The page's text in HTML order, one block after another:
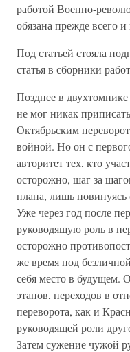
работой Военно-
обязана прежде всего
Под статьей стояла
статья в сборники
Позднее в
не мог никак
Октябрьским
войной. Но он с
авторитет тех, кто
осторожно, шаг за
плана, лишь
Уже через год после
руководящую роль в
осторожно
же время под
себя место в будущем.
этапов, переходов в
переворота, как и
руководящей роли
Затем сужение чужой